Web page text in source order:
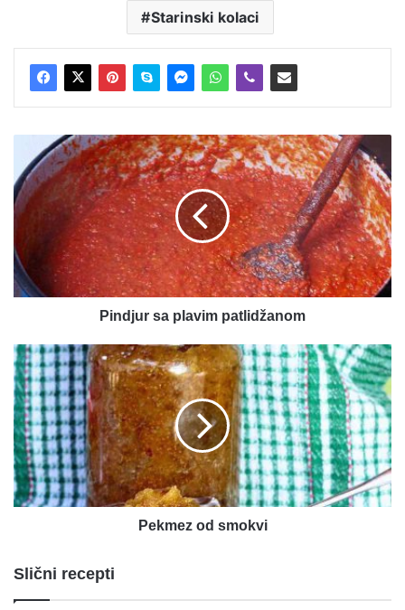
Starinski kolaci
Pindjur
plavim
patlidžanom
Pindjur sa plavim patlidžanom
Pekmez
od
smokvi
Pekmez od smokvi
Slični recepti